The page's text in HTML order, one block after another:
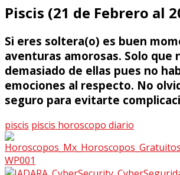
Piscis (21 de Febrero al
Si eres soltera(o) es buen
aventuras amorosas. Solo que
demasiado de ellas pues no
emociones al respecto. No
seguro para evitarte
piscis piscis horoscopo diario